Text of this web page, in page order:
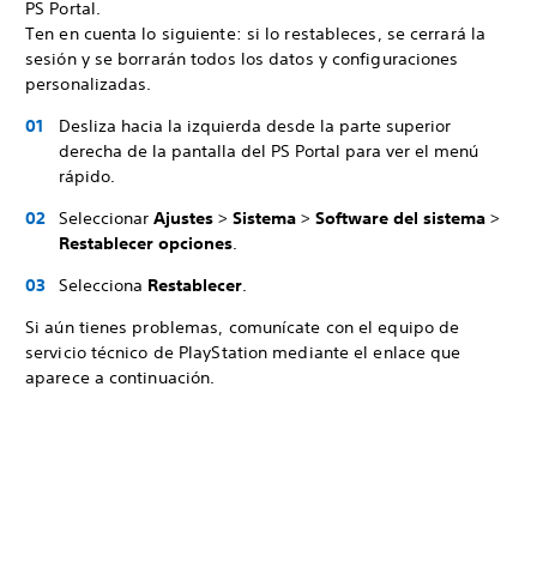
PS Portal.
Ten en cuenta lo siguiente: si lo restableces, se cerrará la
sesión y se borrarán todos los datos y configuraciones
personalizadas.
Desliza hacia la izquierda desde la parte superior
derecha de la pantalla del PS Portal para ver el menú
rápido.
Seleccionar Ajustes > Sistema > Software del sistema >
Restablecer opciones.
Selecciona Restablecer.
Si aún tienes problemas, comunícate con el equipo de
servicio técnico de PlayStation mediante el enlace que
aparece a continuación.